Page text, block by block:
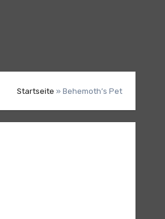
Startseite » Behemoth’s Pet